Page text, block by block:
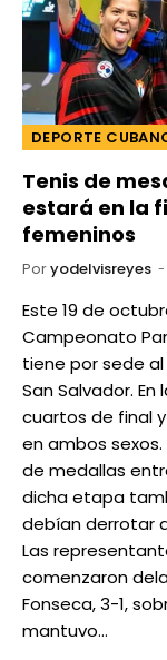
DEPORTE
Tenis de
estará en la
femeninos
Poryodelvisreyes
Este 19 de
Campeonato
tiene por sede
San Salvador.
cuartos de final
en ambos
de medallas
dicha etapa
debían derrotar
Las
comenzaron
Fonseca, 3-1,
mantuvo…